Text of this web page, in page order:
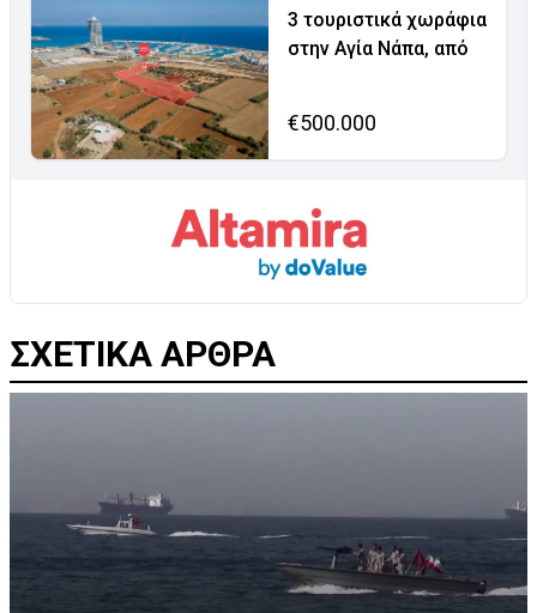
3 τουριστικά χωράφια
στην Αγία Νάπα, από
€500.000
ΣΧΕΤΙΚΑ ΑΡΘΡΑ